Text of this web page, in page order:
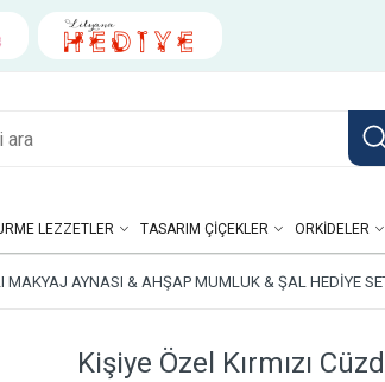
LEZZETLER TASARIM ÇIÇEKLER ORKIDELER
AYNASI & AHŞAP MUMLUK & ŞAL HEDIYE
Kişiye Özel Kırmızı